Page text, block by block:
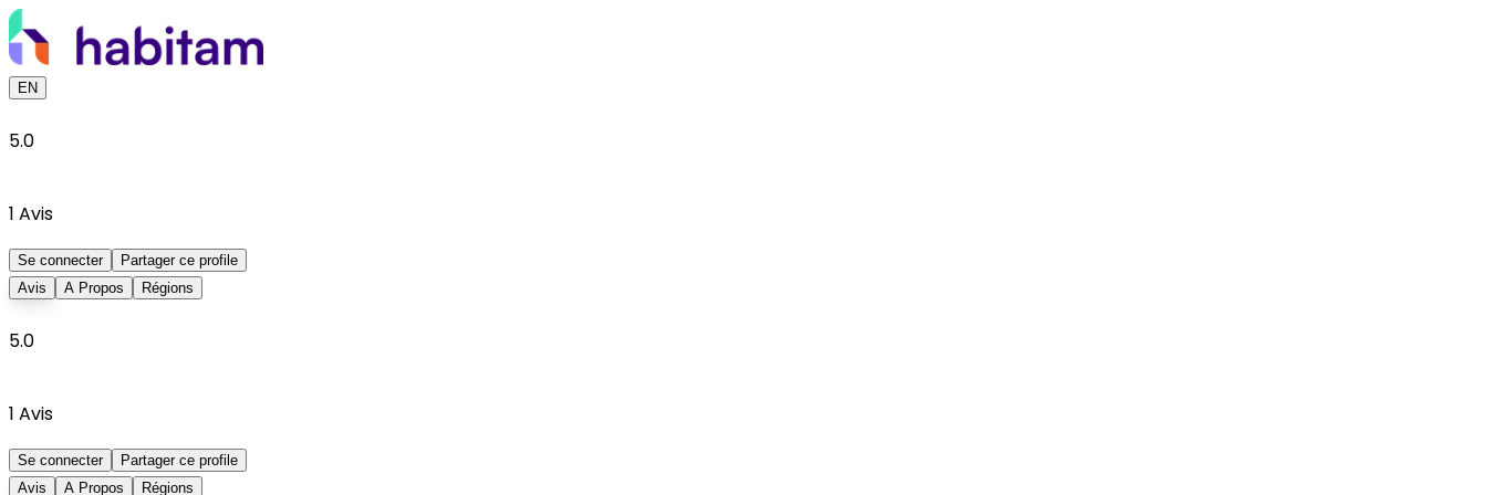
EN
5.0
1 Avis
Se connecter
Partager ce profile
Avis
A Propos Régions
5.0
1 Avis
Se connecter
Partager ce profile
Avis
A Propos Régions